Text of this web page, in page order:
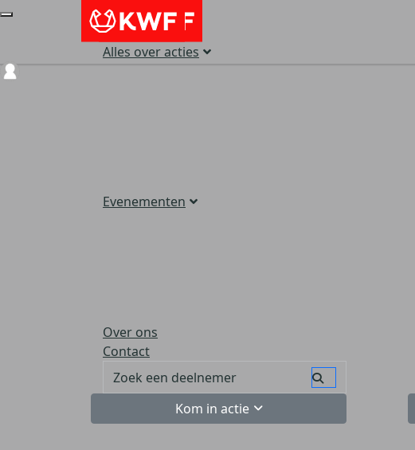
Alles over acties
Evenementen
Over ons
Contact
Kom in actie